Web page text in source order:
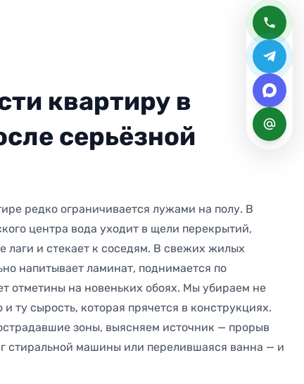
квартиру в
серьёзной
редко ограничивается лужами на полу. В
центра вода уходит в щели перекрытий,
лаги и стекает к соседям. В свежих жилых
напитывает ламинат, поднимается по
отметины на новеньких обоях. Мы убираем не
ту сырость, которая прячется в конструкциях.
зоны, выясняем источник — прорыв
стиральной машины или перелившаяся ванна — и